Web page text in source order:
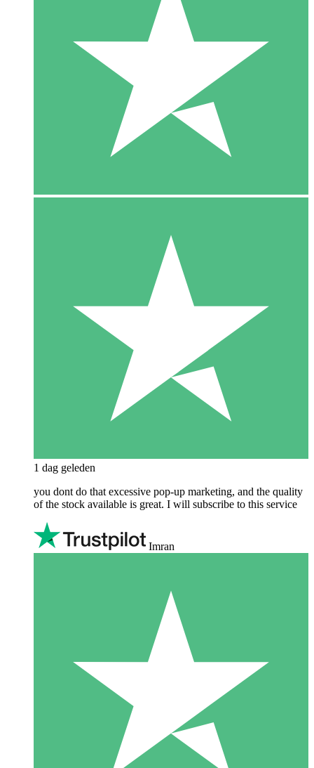
1 dag geleden
you dont do that excessive pop-up marketing, and the quality
of the stock available is great. I will subscribe to this service
Imran